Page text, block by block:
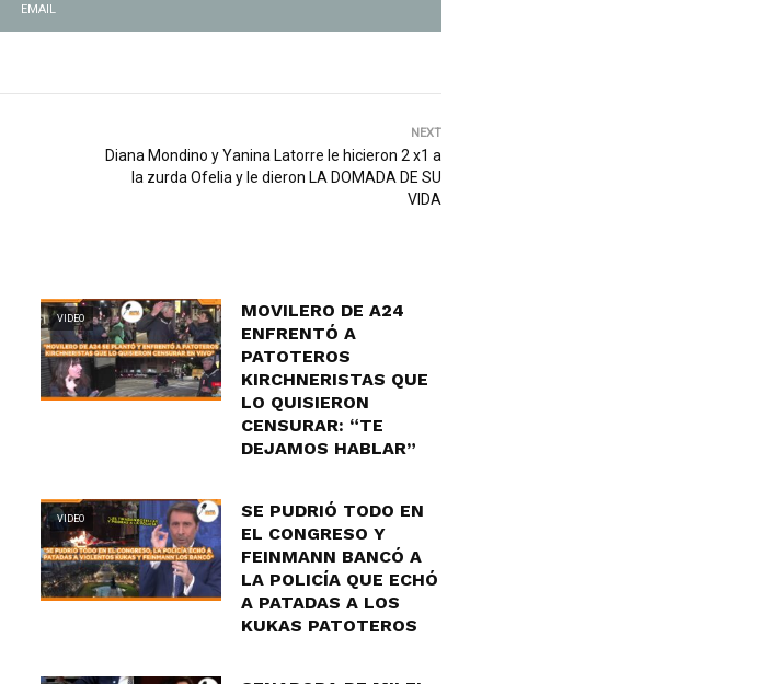
EMAIL
NEXT
Diana Mondino y Yanina Latorre le hicieron 2 x1 a
la zurda Ofelia y le dieron LA DOMADA DE SU
VIDA
VIDEO
MOVILERO DE A24
ENFRENTÓ A
PATOTEROS
KIRCHNERISTAS QUE
LO QUISIERON
CENSURAR: “TE
DEJAMOS HABLAR”
VIDEO
SE PUDRIÓ TODO EN
EL CONGRESO Y
FEINMANN BANCÓ A
LA POLICÍA QUE ECHÓ
A PATADAS A LOS
KUKAS PATOTEROS